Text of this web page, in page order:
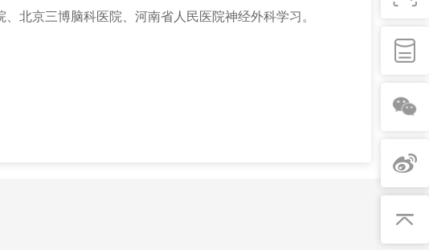
北京三博脑科医院、河南省人民医院神经外科学习。